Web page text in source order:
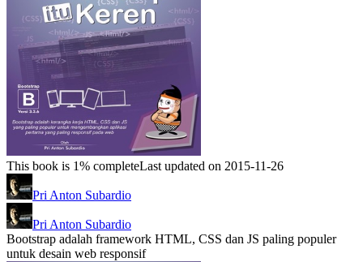
This book is 1% completeLast updated on 2015-11-26
Pri Anton Subardio
Pri Anton Subardio
Bootstrap adalah framework HTML, CSS dan JS paling populer
untuk desain web responsif